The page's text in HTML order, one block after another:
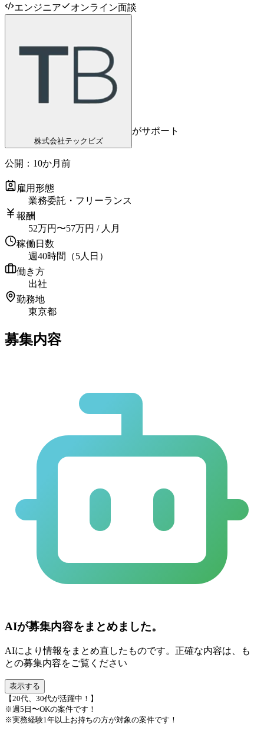
エンジニア オンライン面談
株式会社テックビズ
がサポート
公開： 10か月前
雇用形態
業務委託・フリーランス
報酬
52万円 〜57万円 / 人月
稼働日数
週40時間（5人日）
働き方
出社
勤務地
東京都
募集内容
AIが募集内容をまとめました。
AIにより情報をまとめ直したものです。正確な内容は、も
との募集内容をご覧ください
表示する
【20代、30代が活躍中！】
※週5日〜OKの案件です！
※実務経験1年以上お持ちの方が対象の案件です！